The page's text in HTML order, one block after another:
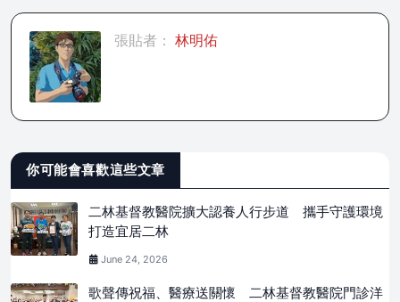
張貼者： 林明佑
你可能會喜歡這些文章
二林基督教醫院擴大認養人行步道 攜手守護環境
打造宜居二林
June 24, 2026
歌聲傳祝福、醫療送關懷 二林基督教醫院門診洋